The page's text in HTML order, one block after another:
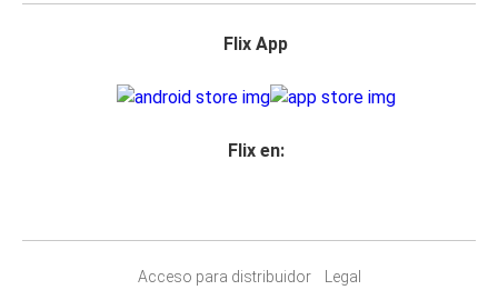
Flix App
Flix en:
Acceso para distribuidor Legal